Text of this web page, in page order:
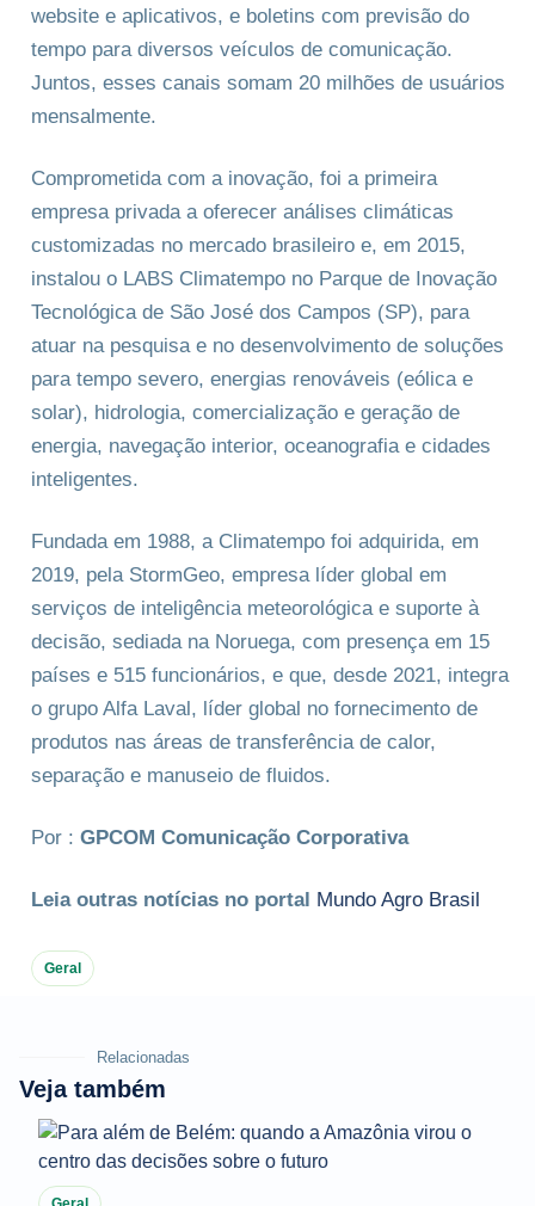
website e aplicativos, e boletins com previsão do
tempo para diversos veículos de comunicação.
Juntos, esses canais somam 20 milhões de usuários
mensalmente.
Comprometida com a inovação, foi a primeira
empresa privada a oferecer análises climáticas
customizadas no mercado brasileiro e, em 2015,
instalou o LABS Climatempo no Parque de Inovação
Tecnológica de São José dos Campos (SP), para
atuar na pesquisa e no desenvolvimento de soluções
para tempo severo, energias renováveis (eólica e
solar), hidrologia, comercialização e geração de
energia, navegação interior, oceanografia e cidades
inteligentes.
Fundada em 1988, a Climatempo foi adquirida, em
2019, pela StormGeo, empresa líder global em
serviços de inteligência meteorológica e suporte à
decisão, sediada na Noruega, com presença em 15
países e 515 funcionários, e que, desde 2021, integra
o grupo Alfa Laval, líder global no fornecimento de
produtos nas áreas de transferência de calor,
separação e manuseio de fluidos.
Por : GPCOM Comunicação Corporativa
Leia outras notícias no portal Mundo Agro Brasil
Geral
Relacionadas
Veja também